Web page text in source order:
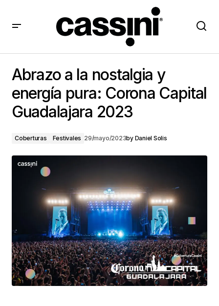
Guadalajara 2023
Abrazo a la nostalgia y
energía pura: Corona Capital
Guadalajara 2023
Coberturas Festivales 29/mayo/2023by Daniel Solis